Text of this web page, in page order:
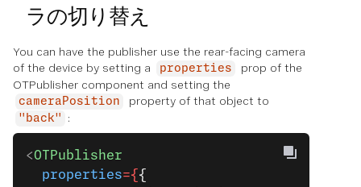
ラの切り替え
You can have the publisher use the rear-facing camera
of the device by setting a
properties
prop of the
OTPublisher component and setting the
cameraPosition property of that object to
"back" :
<OTPublisher
  properties
={ {